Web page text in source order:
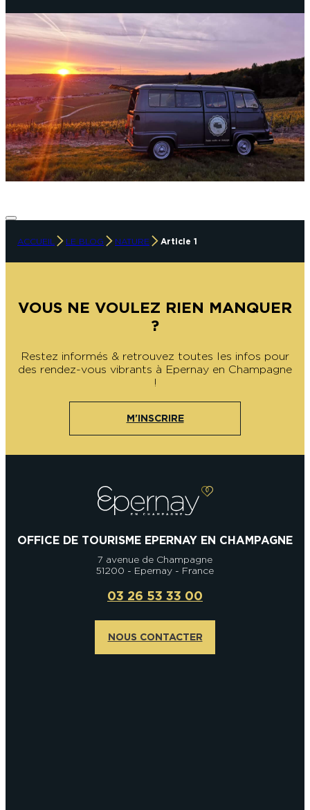
ACCUEIL LE BLOG NATURE Article 1
VOUS NE VOULEZ RIEN MANQUER
?
Restez informés & retrouvez toutes les infos pour
des rendez-vous vibrants à Epernay en Champagne
!
M'INSCRIRE
OFFICE DE TOURISME EPERNAY EN CHAMPAGNE
7 avenue de Champagne
51200 - Epernay - France
03 26 53 33 00
NOUS CONTACTER